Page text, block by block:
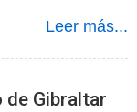
Leer más...
de Gibraltar